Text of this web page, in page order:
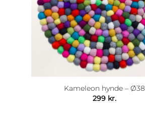
Kameleon hynde – Ø38
299 kr.